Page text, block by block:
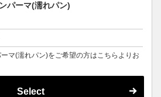
パーマ(濡れパン)
マ(濡れパン)をご希望の方はこちらよりお
Select